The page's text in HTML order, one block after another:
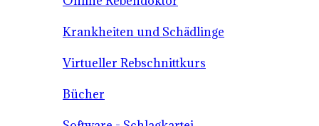
Krankheiten und Schädlinge
Virtueller Rebschnittkurs
Bücher